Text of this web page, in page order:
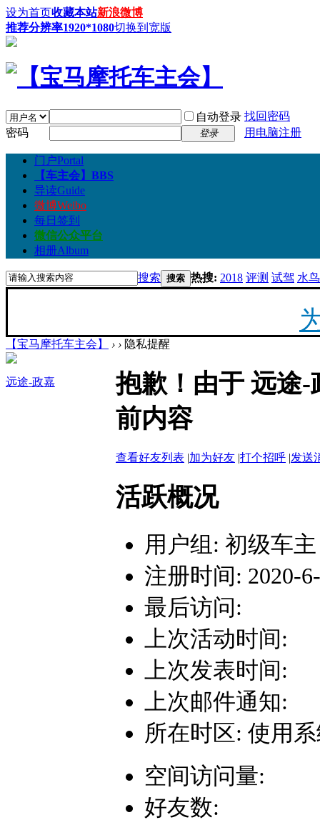
设为首页收藏本站新浪微博
推荐分辨率1920*1080切换到宽版
自动登录 找回密码
密码
登录 用电脑注册
门户Portal
【车主会】 BBS
导读Guide
微博Weibo
每日签到
微信公众平台
相册Album
搜索 搜索 热搜: 2018 评测 试驾 水鸟
你陪
【宝马摩托车主会】 › › 隐私提醒
远途-政嘉
抱歉！由于 远途
前内容
查看好友列表 |加为好友 |打个招呼 |发送
活跃概况
用户组: 初级车主
注册时间: 2020-
最后访问:
上次活动时间:
上次发表时间:
上次邮件通知:
所在时区: 使用
空间访问量:
好友数: